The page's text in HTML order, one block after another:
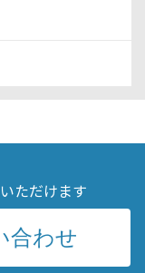
ただけます
合わせ